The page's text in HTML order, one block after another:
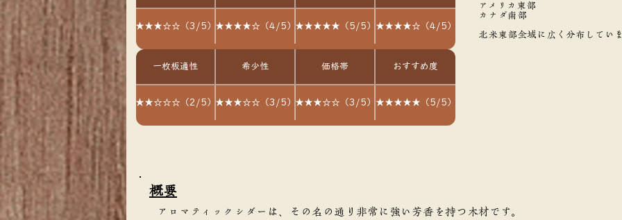
★★★☆☆（3/5） ★★★★☆（4/5） ★★★★★（5/5） ★★★★☆（4/5）
一枚板適性 希少性 価格帯 おすすめ度
★★☆☆☆（2/5） ★★★☆☆（3/5） ★★★☆☆（3/5） ★★★★★（5/5）
アメリカ東部
カナダ南部
北米東部全域に広く分布してい
​概要
アロマティックシダーは、その名の通り非常に強い芳香を持つ木材です。